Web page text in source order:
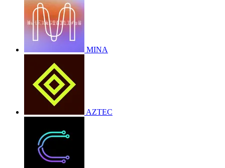
MINA
AZTEC